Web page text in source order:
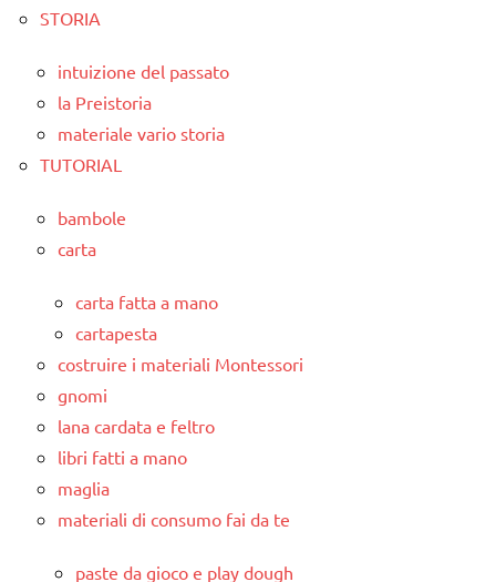
STORIA
intuizione del passato
la Preistoria
materiale vario storia
TUTORIAL
bambole
carta
carta fatta a mano
cartapesta
costruire i materiali Montessori
gnomi
lana cardata e feltro
libri fatti a mano
maglia
materiali di consumo fai da te
paste da gioco e play dough